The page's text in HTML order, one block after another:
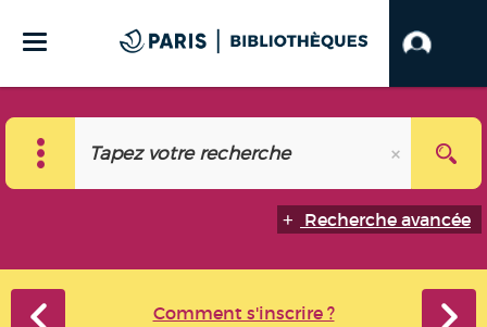
Recherche avancée
Comment s'inscrire ?